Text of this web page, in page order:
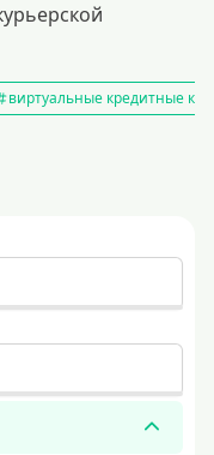
виртуальные кредитные